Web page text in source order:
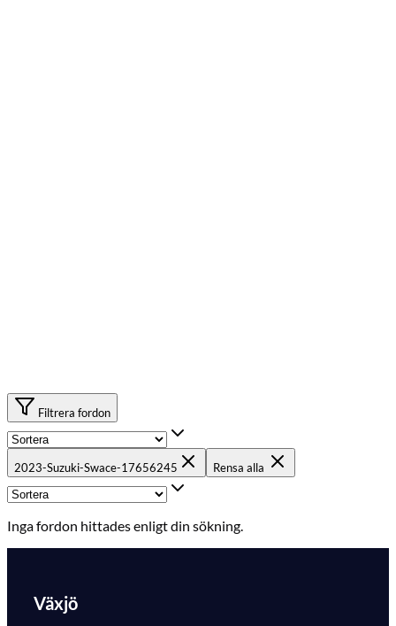
Filtrera fordon
2023-Suzuki-Swace-17656245 Rensa alla
Inga fordon hittades enligt din sökning.
Växjö